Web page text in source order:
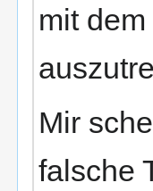
mit
Mir
falsche